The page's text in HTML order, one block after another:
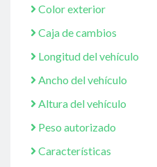
Color exterior
Caja de cambios
Longitud del vehículo
Ancho del vehículo
Altura del vehículo
Peso autorizado
Características